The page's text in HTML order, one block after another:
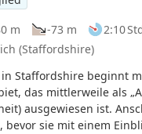
m -73 m 2:10
(Staffordshire)
Staffordshire beginnt
das mittlerweile als
ausgewiesen ist.
bevor sie mit einem